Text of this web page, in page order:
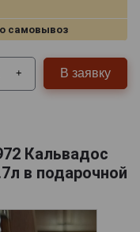
самовывоз
+ В заявку
Кальвадос
в подарочной